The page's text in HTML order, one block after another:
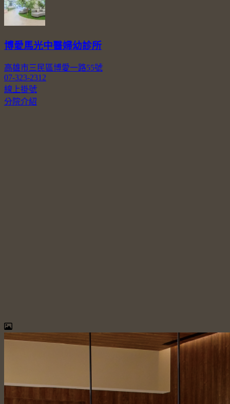
博愛馬光中醫婦幼診所
高雄市三民區博愛一路55號
07-323-2312
線上掛號
分院介紹